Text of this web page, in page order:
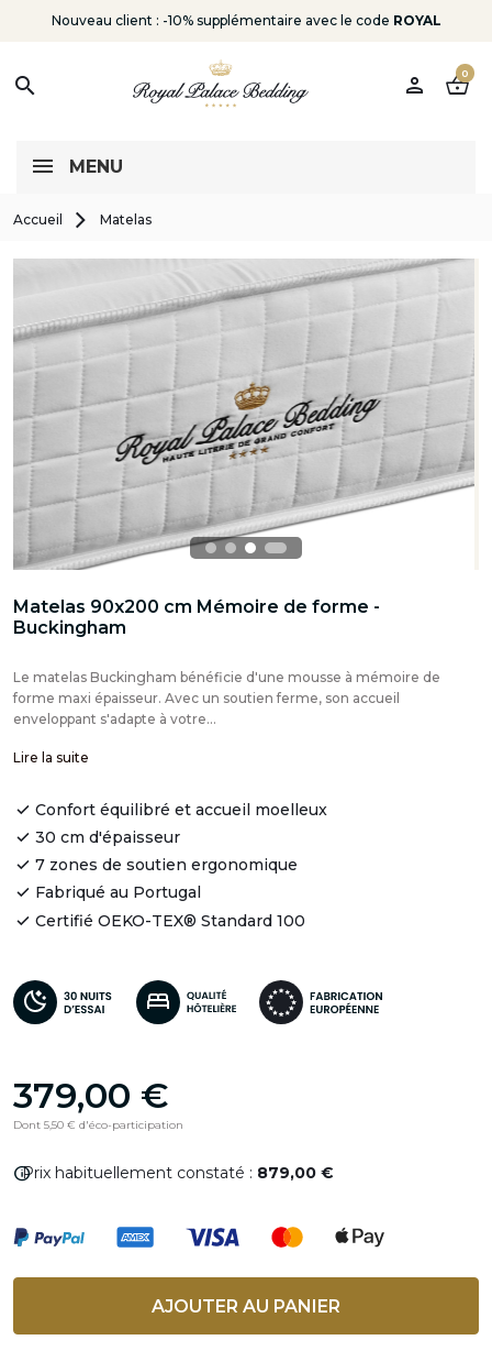
Nouveau client : -10% supplémentaire avec le code ROYAL
search person shopping_basket
0
MENU
Accueil Matelas
Matelas 90x200 cm Mémoire de forme -
Buckingham
Le matelas Buckingham bénéficie d'une mousse à mémoire de
forme maxi épaisseur. Avec un soutien ferme, son accueil
enveloppant s'adapte à votre...
Lire la suite
Confort équilibré et accueil moelleux
30 cm d'épaisseur
7 zones de soutien ergonomique
Fabriqué au Portugal
Certifié OEKO-TEX® Standard 100
379,00 €
Dont 5,50 € d'éco-participation
infoPrix habituellement constaté : 879,00 €
AJOUTER AU PANIER